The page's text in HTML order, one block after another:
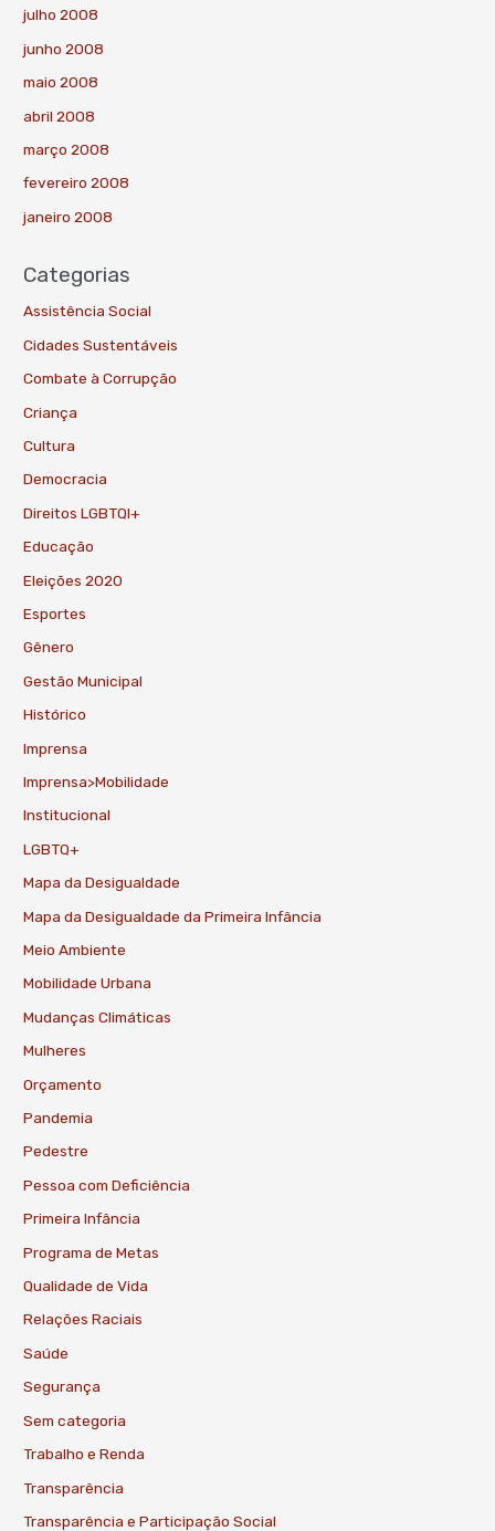
julho 2008
junho 2008
maio 2008
abril 2008
março 2008
fevereiro 2008
janeiro 2008
Categorias
Assistência Social
Cidades Sustentáveis
Combate à Corrupção
Criança
Cultura
Democracia
Direitos LGBTQI+
Educação
Eleições 2020
Esportes
Gênero
Gestão Municipal
Histórico
Imprensa
Imprensa>Mobilidade
Institucional
LGBTQ+
Mapa da Desigualdade
Mapa da Desigualdade da Primeira Infância
Meio Ambiente
Mobilidade Urbana
Mudanças Climáticas
Mulheres
Orçamento
Pandemia
Pedestre
Pessoa com Deficiência
Primeira Infância
Programa de Metas
Qualidade de Vida
Relações Raciais
Saúde
Segurança
Sem categoria
Trabalho e Renda
Transparência
Transparência e Participação Social